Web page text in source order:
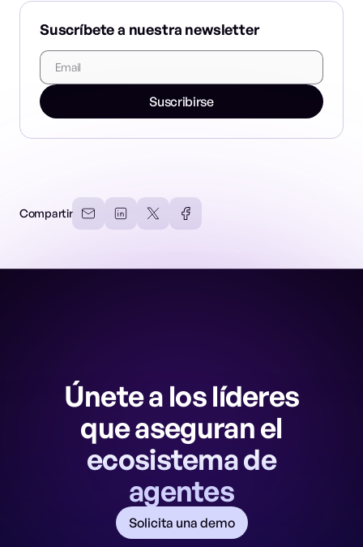
Suscríbete a nuestra newsletter
Suscribirse
Compartir
Únete a los líderes
que aseguran el
ecosistema de
agentes
Solicita una demo